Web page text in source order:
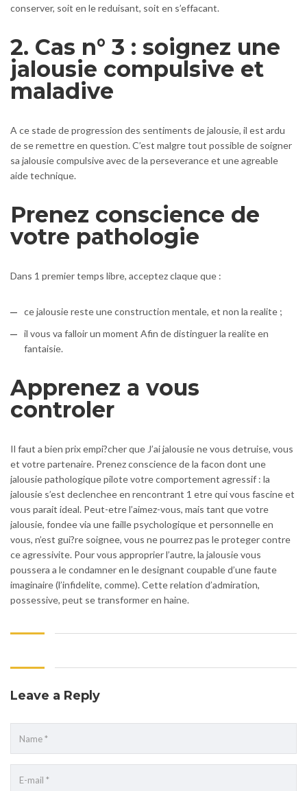
conserver, soit en le reduisant, soit en s’effacant.
2. Cas n° 3 : soignez une
jalousie compulsive et
maladive
A ce stade de progression des sentiments de jalousie, il est ardu
de se remettre en question. C’est malgre tout possible de soigner
sa jalousie compulsive avec de la perseverance et une agreable
aide technique.
Prenez conscience de
votre pathologie
Dans 1 premier temps libre, acceptez claque que :
ce jalousie reste une construction mentale, et non la realite ;
il vous va falloir un moment Afin de distinguer la realite en
fantaisie.
Apprenez a vous
controler
Il faut a bien prix empi?cher que J’ai jalousie ne vous detruise, vous
et votre partenaire. Prenez conscience de la facon dont une
jalousie pathologique pilote votre comportement agressif : la
jalousie s’est declenchee en rencontrant 1 etre qui vous fascine et
vous parait ideal. Peut-etre l’aimez-vous, mais tant que votre
jalousie, fondee via une faille psychologique et personnelle en
vous, n’est gui?re soignee, vous ne pourrez pas le proteger contre
ce agressivite. Pour vous approprier l’autre, la jalousie vous
poussera a le condamner en le designant coupable d’une faute
imaginaire (l’infidelite, comme). Cette relation d’admiration,
possessive, peut se transformer en haine.
Leave a Reply